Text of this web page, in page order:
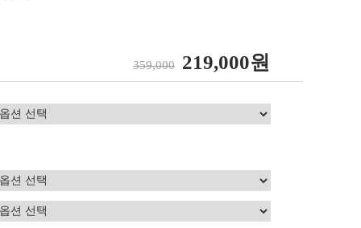
359,000 219,000원